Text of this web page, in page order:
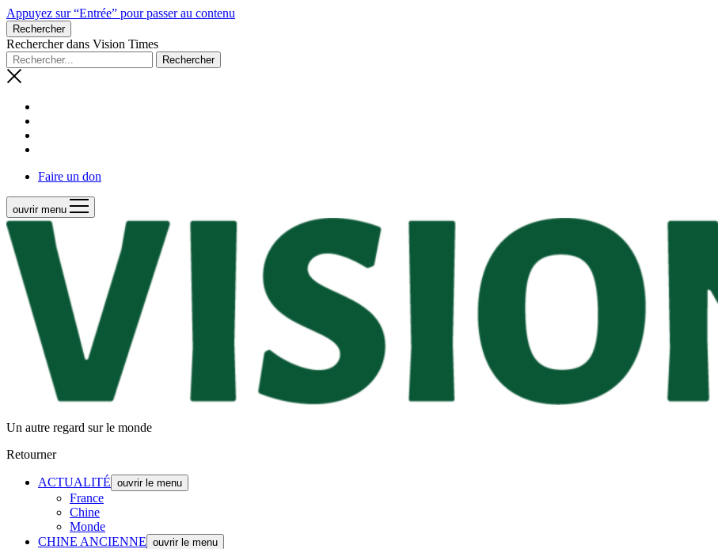
Appuyez sur “Entrée” pour passer au contenu
Rechercher
Rechercher dans Vision Times
Faire un don
ouvrir menu
Un autre regard sur le monde
Retourner
ACTUALITÉ ouvrir le menu
France
Chine
Monde
CHINE ANCIENNE ouvrir le menu